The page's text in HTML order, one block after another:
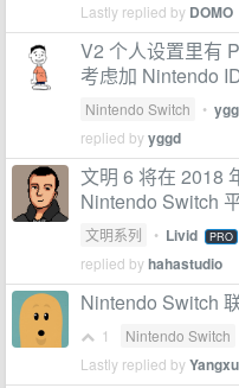
Lastly replied by DOMO
V2 个人设置里有
考虑加 Nintendo
Nintendo Switch •
replied byyggd
文明 6 将在 2018
Nintendo Switch
文明系列 • Livid PRO
replied byhahastudio
Nintendo Switch
1 Nintendo Switch
Lastly replied byYangxu